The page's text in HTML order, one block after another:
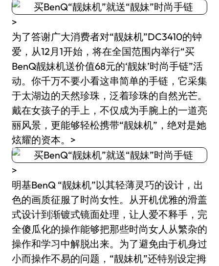
>
为了答谢广大消费者对“靓妹机”DC3410的钟
爱，从12月1开始，将在全国范围内举行“买
BenQ靓妹机送价值68元的‘靓妹’时尚手链”活
动。你千万不要小看这串简单的手链，它采集
于太湖边的天然珍珠，泛着珍珠的自然光芒。
戴在女孩子的手上，不仅成为手腕上的一道亮
丽风景，更能够轻松携带“靓妹机”，绝对是她
炫耀的资本。>
>
明基BenQ “靓妹机”以其轻薄灵巧的设计，出
色的画质征服了时尚女性。从开机优雅的滑盖
式设计到渐镀式镜面处理，让人爱不释手，完
全傻瓜化的操作能够把那些时尚女人从繁杂的
操作和学习中解脱出来。为了避免由于机身过
小而操作不易的问题，“靓妹机”还特别设定拇